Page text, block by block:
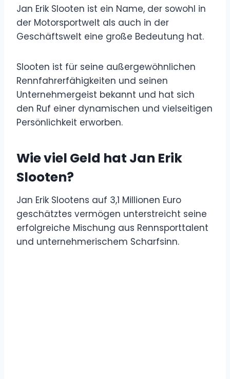
Jan Erik Slooten ist ein Name, der sowohl in
der Motorsportwelt als auch in der
Geschäftswelt eine große Bedeutung hat.
Slooten ist für seine außergewöhnlichen
Rennfahrerfähigkeiten und seinen
Unternehmergeist bekannt und hat sich
den Ruf einer dynamischen und vielseitigen
Persönlichkeit erworben.
Wie viel Geld hat Jan Erik
Slooten?
Jan Erik Slootens auf 3,1 Millionen Euro
geschätztes vermögen unterstreicht seine
erfolgreiche Mischung aus Rennsporttalent
und unternehmerischem Scharfsinn.